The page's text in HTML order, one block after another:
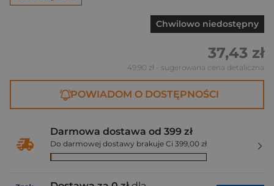
Chwilowo niedostępny
37,43 zł
49,90 zł - sugerowana cena detaliczna
POWIADOM O DOSTĘPNOŚCI
Darmowa dostawa od 399 zł
Do darmowej dostawy brakuje Ci 399,00 zł